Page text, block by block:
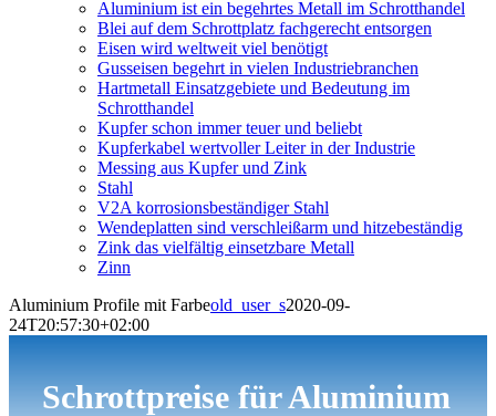
Aluminium ist ein begehrtes Metall im Schrotthandel
Blei auf dem Schrottplatz fachgerecht entsorgen
Eisen wird weltweit viel benötigt
Gusseisen begehrt in vielen Industriebranchen
Hartmetall Einsatzgebiete und Bedeutung im
Schrotthandel
Kupfer schon immer teuer und beliebt
Kupferkabel wertvoller Leiter in der Industrie
Messing aus Kupfer und Zink
Stahl
V2A korrosionsbeständiger Stahl
Wendeplatten sind verschleißarm und hitzebeständig
Zink das vielfältig einsetzbare Metall
Zinn
Aluminium Profile mit Farbeold_user_s2020-09-
24T20:57:30+02:00
Schrottpreise für Aluminium